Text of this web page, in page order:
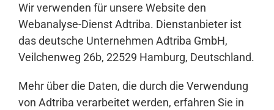
Wir verwenden für unsere Website den
Webanalyse-Dienst Adtriba. Dienstanbieter ist
das deutsche Unternehmen Adtriba GmbH,
Veilchenweg 26b, 22529 Hamburg, Deutschland.
Mehr über die Daten, die durch die Verwendung
von Adtriba verarbeitet werden, erfahren Sie in